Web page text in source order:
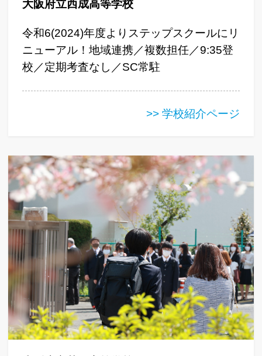
大阪府立西成高等学校
令和6(2024)年度よりステップスクールにリ
ニューアル！地域連携／複数担任／9:35登
校／定期考査なし／SC常駐
>> 学校紹介ページ